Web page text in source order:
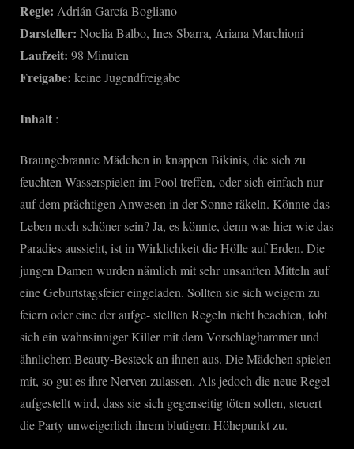
Regie: Adrián García Bogliano
Darsteller: Noelia Balbo, Ines Sbarra, Ariana Marchioni
Laufzeit: 98 Minuten
Freigabe: keine Jugendfreigabe
Inhalt :
Braungebrannte Mädchen in knappen Bikinis, die sich zu
feuchten Wasserspielen im Pool treffen, oder sich einfach nur
auf dem prächtigen Anwesen in der Sonne räkeln. Könnte das
Leben noch schöner sein? Ja, es könnte, denn was hier wie das
Paradies aussieht, ist in Wirklichkeit die Hölle auf Erden. Die
jungen Damen wurden nämlich mit sehr unsanften Mitteln auf
eine Geburtstagsfeier eingeladen. Sollten sie sich weigern zu
feiern oder eine der aufge- stellten Regeln nicht beachten, tobt
sich ein wahnsinniger Killer mit dem Vorschlaghammer und
ähnlichem Beauty-Besteck an ihnen aus. Die Mädchen spielen
mit, so gut es ihre Nerven zulassen. Als jedoch die neue Regel
aufgestellt wird, dass sie sich gegenseitig töten sollen, steuert
die Party unweigerlich ihrem blutigem Höhepunkt zu.